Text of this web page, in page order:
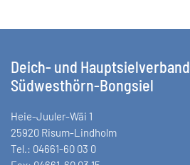
Deich- und Hauptsielverband
Südwesthörn-Bongsiel
Heie-Juuler-Wäi 1
25920 Risum-Lindholm
Tel.: 04661-60 03 0